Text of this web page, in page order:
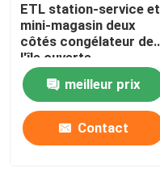
ETL station-service et
mini-magasin deux
côtés congélateur de
l'île ouverte
meilleur prix
Contact